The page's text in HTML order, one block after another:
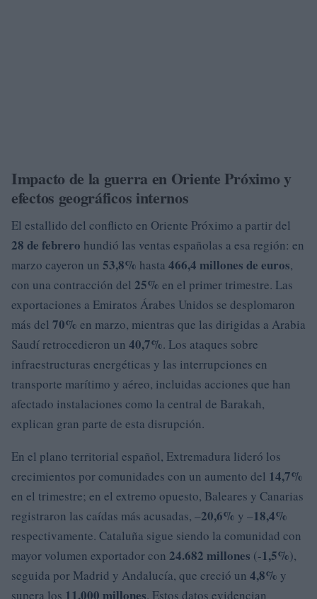
Impacto de la guerra en Oriente Próximo y
efectos geográficos internos
El estallido del conflicto en Oriente Próximo a partir del
28 de febrero hundió las ventas españolas a esa región: en
marzo cayeron un 53,8% hasta 466,4 millones de euros,
con una contracción del 25% en el primer trimestre. Las
exportaciones a Emiratos Árabes Unidos se desplomaron
más del 70% en marzo, mientras que las dirigidas a Arabia
Saudí retrocedieron un 40,7%. Los ataques sobre
infraestructuras energéticas y las interrupciones en
transporte marítimo y aéreo, incluidas acciones que han
afectado instalaciones como la central de Barakah,
explican gran parte de esta disrupción.
En el plano territorial español, Extremadura lideró los
crecimientos por comunidades con un aumento del 14,7%
en el trimestre; en el extremo opuesto, Baleares y Canarias
registraron las caídas más acusadas, –20,6% y –18,4%
respectivamente. Cataluña sigue siendo la comunidad con
mayor volumen exportador con 24.682 millones (-1,5%),
seguida por Madrid y Andalucía, que creció un 4,8% y
supera los 11.000 millones. Estos datos evidencian